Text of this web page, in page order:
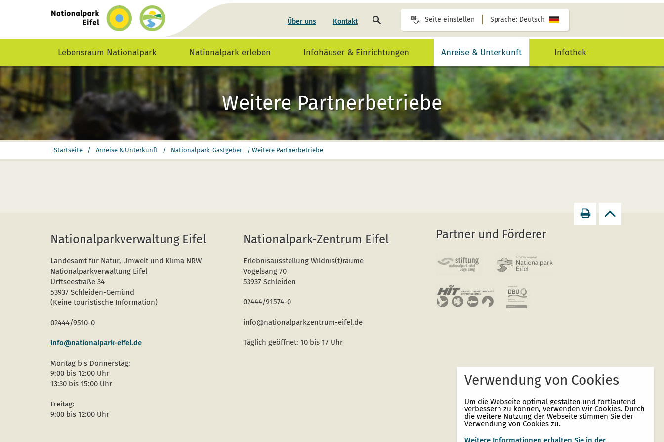
Startseite
Über uns Kontakt
durchsuchen
Seite einstellen Sprache: Deutsch
Lebensraum Nationalpark Nationalpark erleben Infohäuser & Einrichtungen Anreise & Unterkunft Infothek
Weitere Partnerbetriebe
sich
Startseite / Anreise & Unterkunft / Nationalpark-Gastgeber / Weitere Partnerbetriebe
Nationalparkverwaltung Eifel
Landesamt für Natur, Umwelt und Klima NRW
Nationalparkverwaltung Eifel
Urftseestraße 34
53937 Schleiden-Gemünd
(Keine touristische Information)
02444/9510-0
info@nationalpark-eifel.de
Montag bis Donnerstag:
9:00 bis 12:00 Uhr
13:30 bis 15:00 Uhr
Freitag:
9:00 bis 12:00 Uhr
Nationalpark-Zentrum Eifel
Erlebnisausstellung Wildnis(t)räume
Vogelsang 70
53937 Schleiden
02444/91574-0
info@nationalparkzentrum-eifel.de
Täglich geöffnet: 10 bis 17 Uhr
Partner und Förderer
Verwendung von Cookies
Um die Webseite optimal gestalten und fortlaufend
verbessern zu können, verwenden wir Cookies. Durch
die weitere Nutzung der Webseite stimmen Sie der
Verwendung von Cookies zu.
Weitere Informationen erhalten Sie in der